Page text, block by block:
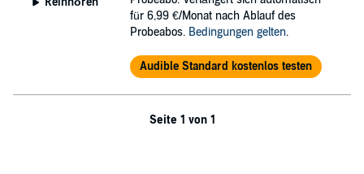
für 6,99 €/Monat nach Ablauf des
Probeabos. Bedingungen gelten.
Audible Standard kostenlos testen
Seite 1 von 1